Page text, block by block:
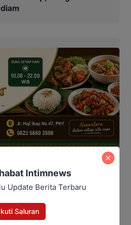
Intimnews
Update Berita Terbaru
Saluran